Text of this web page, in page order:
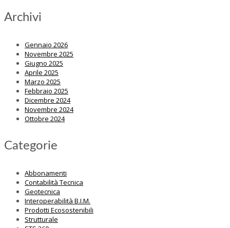
Archivi
Gennaio 2026
Novembre 2025
Giugno 2025
Aprile 2025
Marzo 2025
Febbraio 2025
Dicembre 2024
Novembre 2024
Ottobre 2024
Categorie
Abbonamenti
Contabilità Tecnica
Geotecnica
Interoperabilità B.I.M.
Prodotti Ecosostenibili
Strutturale